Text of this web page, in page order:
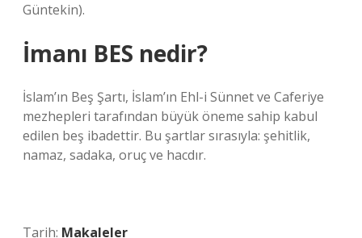
Güntekin).
İmanı BES nedir?
İslam’ın Beş Şartı, İslam’ın Ehl-i Sünnet ve Caferiye
mezhepleri tarafından büyük öneme sahip kabul
edilen beş ibadettir. Bu şartlar sırasıyla: şehitlik,
namaz, sadaka, oruç ve hacdır.
Tarih: Makaleler